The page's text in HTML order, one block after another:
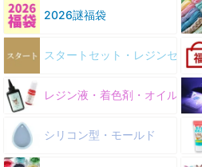
2026謎福袋
スタートセット・レジンセット
レジン液・着色剤・オイル
シリコン型・モールド